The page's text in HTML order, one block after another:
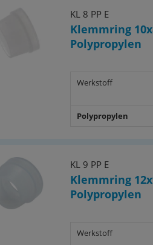
KL 8 PP E
Klemmring
Polypropylen
Werkstoff
Polypropylen
KL 9 PP E
Klemmring
Polypropylen
Werkstoff